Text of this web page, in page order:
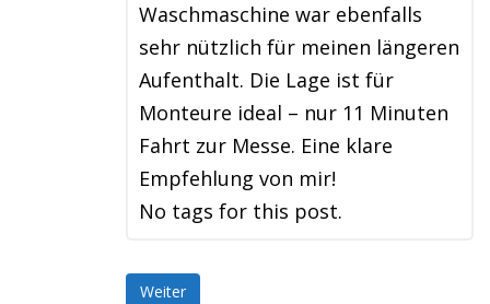
Waschmaschine war ebenfalls
sehr nützlich für meinen längeren
Aufenthalt. Die Lage ist für
Monteure ideal – nur 11 Minuten
Fahrt zur Messe. Eine klare
Empfehlung von mir!
No tags for this post.
Weiter